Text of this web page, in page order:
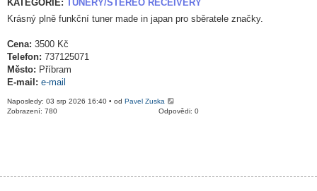
KATEGORIE: TUNERY/STEREO RECEIVERY
Krásný plně funkční tuner made in japan pro sběratele značky.
Cena: 3500 Kč
Telefon: 737125071
Město: Příbram
E-mail: e-mail
Naposledy: 03 srp 2026 16:40 • od Pavel Zuska
Odpovědi: 0
Zobrazení: 780